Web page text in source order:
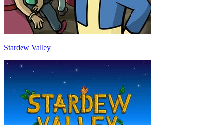
Stardew Valley